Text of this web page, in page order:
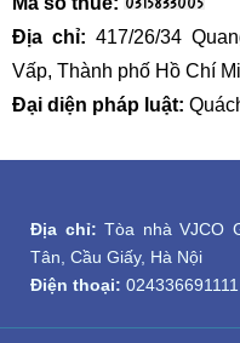
Địa chỉ: 417/26/34
Vấp, Thành phố Hồ Chí
Đại diện pháp luật:
Địa chỉ: Tòa nhà VJCO
Tân, Cầu Giấy, Hà Nội
Điện thoại: 024336691111